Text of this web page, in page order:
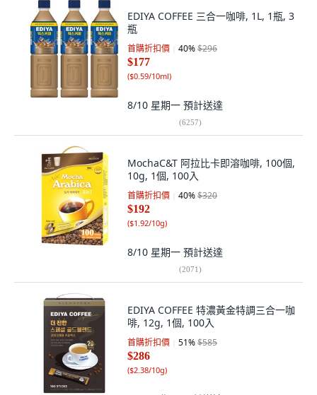
EDIYA COFFEE 三合一咖啡, 1L, 1瓶, 3
瓶
首購折扣價 40%$296
$177
($0.59/10ml)
8/10 星期一 預計送達
(6257)
MochaC&T 阿拉比卡即溶咖啡, 100個,
10g, 1個, 100入
首購折扣價 40%$320
$192
($1.92/10g)
8/10 星期一 預計送達
(2071)
EDIYA COFFEE 特濃黃金特調三合一咖
啡, 12g, 1個, 100入
首購折扣價 51%$585
$286
($2.38/10g)